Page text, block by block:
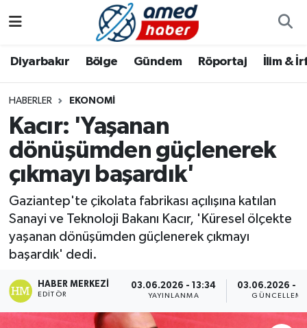
Diyarbakır Bölge Gündem Röportaj İlim &
HABERLER EKONOMI
Kacır: 'Yaşanan
dönüşümden güçlenerek
çıkmayı başardık'
Gaziantep'te çikolata fabrikası açılışına katılan
Sanayi ve Teknoloji Bakanı Kacır, 'Küresel ölçekte
yaşanan dönüşümden güçlenerek çıkmayı
başardık' dedi.
HABER MERKEZI
EDITÖR
03.06.2026 - 13:34
YAYINLANMA
03.06.2026 -
GÜNCELLEME
Bölge
Röportaj
Foto Galeri
Aile
Asayiş
Bilim & Teknoloji
Dünya
Eğitim
Ekonomi
Diyarbakır Hava Durumu
Diyarbakır Namaz Vakitleri
Diyarbakır Trafik Yoğunluk Haritası
Tüm Manşetler
Son Dakika Haberleri
Haber Arşivi